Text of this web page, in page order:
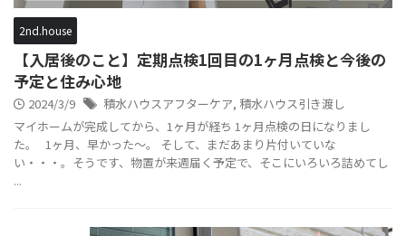
2nd.house
【入居後のこと】定期点検1回目の1ヶ月点検と今後の
予定と住み心地
2024/3/9 積水ハウスアフターケア, 積水ハウス引き渡し
マイホームが完成してから、1ヶ月が経ち 1ヶ月点検の日になりまし
た。 1ヶ月、早かった〜。 そして、まだあまり片付いていな
い・・・。そうです、物置が来週届く予定で、そこにいろいろ詰めてし
...